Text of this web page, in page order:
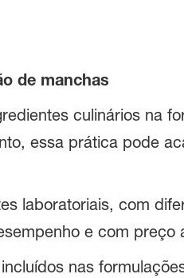
de manchas
culinários na
essa prática pode
laboratoriais, com
e com preço
nas